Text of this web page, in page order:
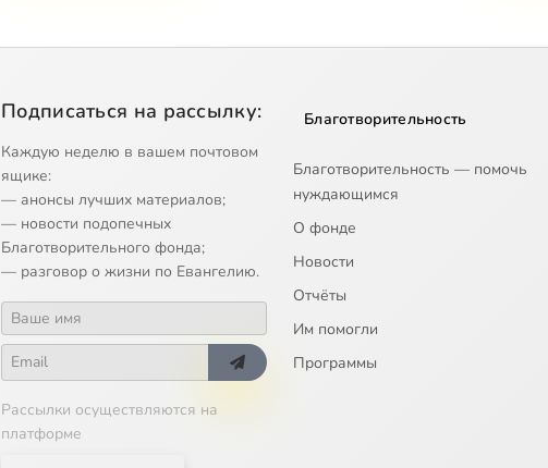
Подписаться на рассылку:
Каждую неделю в вашем почтовом
ящике:
— анонсы лучших материалов;
— новости подопечных
Благотворительного фонда;
— разговор о жизни по Евангелию.
Рассылки осуществляются на
платформе
Благотворительность
Благотворительность — помочь
нуждающимся
О фонде
Новости
Отчёты
Им помогли
Программы